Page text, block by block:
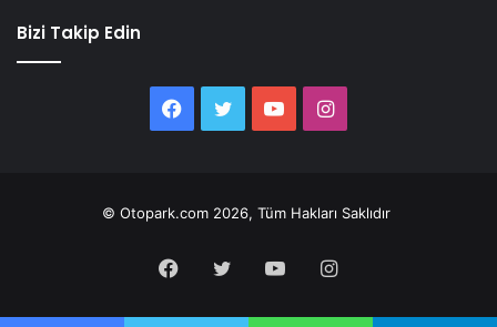
Bizi Takip Edin
Facebook
Twitter YouTubeInstagram
© Otopark.com 2026, Tüm Hakları Saklıdır
Facebook
Twitter YouTubeInstagram